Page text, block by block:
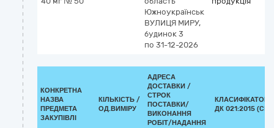
Южноукраїнськ
ВУЛИЦЯ МИРУ,
будинок 3
по 31-12-2026
КОНКРЕТНА
НАЗВА
ПРЕДМЕТА
ЗАКУПІВЛІ
КІЛЬКІСТЬ /
ОД.ВИМІРУ
АДРЕСА
ДОСТАВКИ /
СТРОК
ПОСТАВКИ/
ВИКОНАННЯ
РОБІТ/НАДАННЯ
КЛАСИФІКАТОР
ДК 021:2015